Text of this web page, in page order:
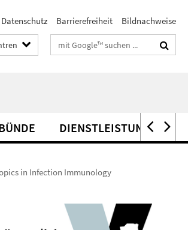
Datenschutz Barrierefreiheit Bildnachweise
Suchbegriffe
DIENSTLEISTUNG
in Infection Immunology